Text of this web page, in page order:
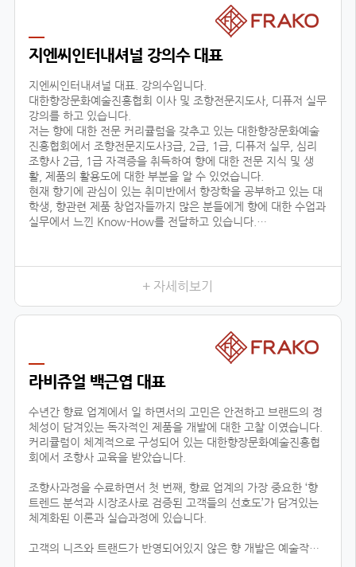
지엔씨인터내셔널 강의수 대표
지엔씨인터내셔널 대표. 강의수입니다.
대한향장문화예술진흥협회 이사 및 조향전문지도사, 디퓨저 실무
강의를 하고 있습니다.
저는 향에 대한 전문 커리큘럼을 갖추고 있는 대한향장문화예술
진흥협회에서 조향전문지도사3급, 2급, 1급, 디퓨저 실무, 심리
조향사 2급, 1급 자격증을 취득하여 향에 대한 전문 지식 및 생
활, 제품의 활용도에 대한 부분을 알 수 있었습니다.
현재 향기에 관심이 있는 취미반에서 향장학을 공부하고 있는 대
학생, 향관련 제품 창업자들까지 많은 분들에게 향에 대한 수업과
실무에서 느낀 Know-How를 전달하고 있습니다.
등을 생산, 판매, 수출하고 있으며, 타 브랜드 제품 기획, 컨설팅
+ 자세히보기
라비쥬얼 백근엽 대표
수년간 향료 업계에서 일 하면서의 고민은 안전하고 브랜드의 정
체성이 담겨있는 독자적인 제품을 개발에 대한 고찰 이였습니다.
커리큘럼이 체계적으로 구성되어 있는 대한향장문화예술진흥협
회에서 조향사 교육을 받았습니다.
조향사과정을 수료하면서 첫 번째, 향료 업계의 가장 중요한 ‘향
트렌드 분석과 시장조사로 검증된 고객들의 선호도’가 담겨있는
체계화된 이론과 실습과정에 있습니다.
고객의 니즈와 트랜드가 반영되어있지 않은 향 개발은 예술작품